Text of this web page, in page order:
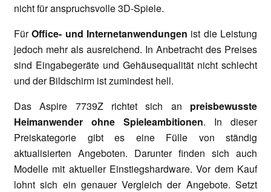
nicht für anspruchsvolle 3D-Spiele.
FürOffice- und Internetanwendungen ist die Leistung
jedoch mehr als ausreichend. In Anbetracht des Preises
sind Eingabegeräte und Gehäusequalität nicht schlecht
und der Bildschirm ist zumindest hell.
Das Aspire 7739Z richtet sich an preisbewusste
Heimanwender ohne Spieleambitionen. In dieser
Preiskategorie gibt es eine Fülle von ständig
aktualisierten Angeboten. Darunter finden sich auch
Modelle mit aktueller Einstiegshardware. Vor dem Kauf
lohnt sich ein genauer Vergleich der Angebote. Setzt